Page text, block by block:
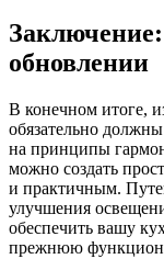
обновлении
В конечном итоге,
обязательно
на принципы
можно создать
и практичным.
улучшения
обеспечить вашу
прежнюю